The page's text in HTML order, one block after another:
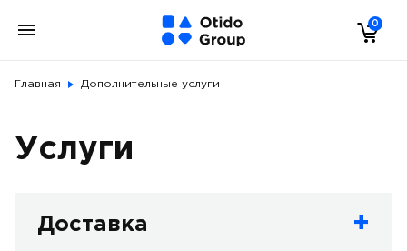
0
Главная Дополнительные услуги
Услуги
Доставка